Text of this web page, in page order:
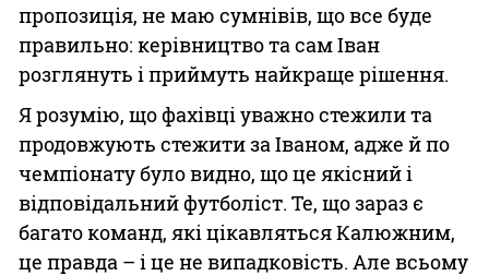
пропозиція, не маю сумнівів, що все буде
правильно: керівництво та сам Іван
розглянуть і приймуть найкраще рішення.
Я розумію, що фахівці уважно стежили та
продовжують стежити за Іваном, адже й по
чемпіонату було видно, що це якісний і
відповідальний футболіст. Те, що зараз є
багато команд, які цікавляться Калюжним,
це правда – і це не випадковість. Але всьому